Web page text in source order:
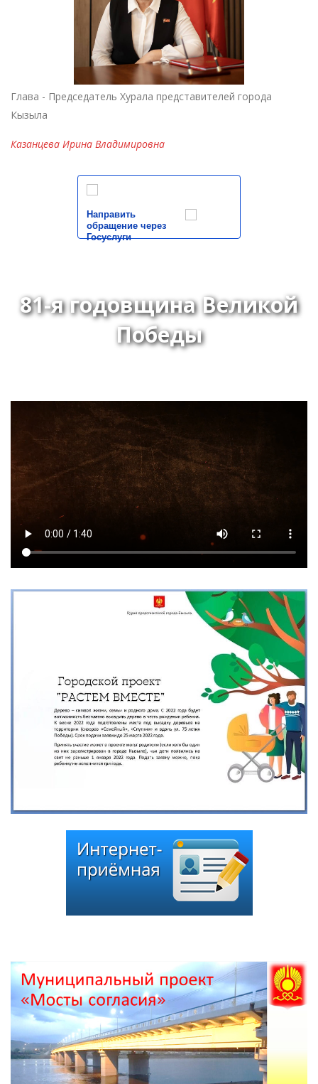
Глава - Председатель Хурала представителей города
Кызыла
Казанцева Ирина Владимировна
Направить
обращение через
Госуслуги
81-я годовщина Великой
Победы